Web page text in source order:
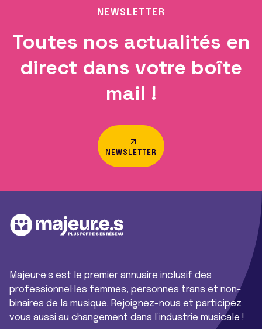
NEWSLETTER
Toutes nos actualités en
direct dans votre boîte
mail !
NEWSLETTER
Majeur·e·s est le premier annuaire inclusif des
professionnel·les femmes, personnes trans et non-
binaires de la musique. Rejoignez-nous et participez
vous aussi au changement dans l’industrie musicale !